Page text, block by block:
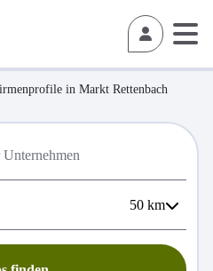
in Markt Rettenbach
50 km